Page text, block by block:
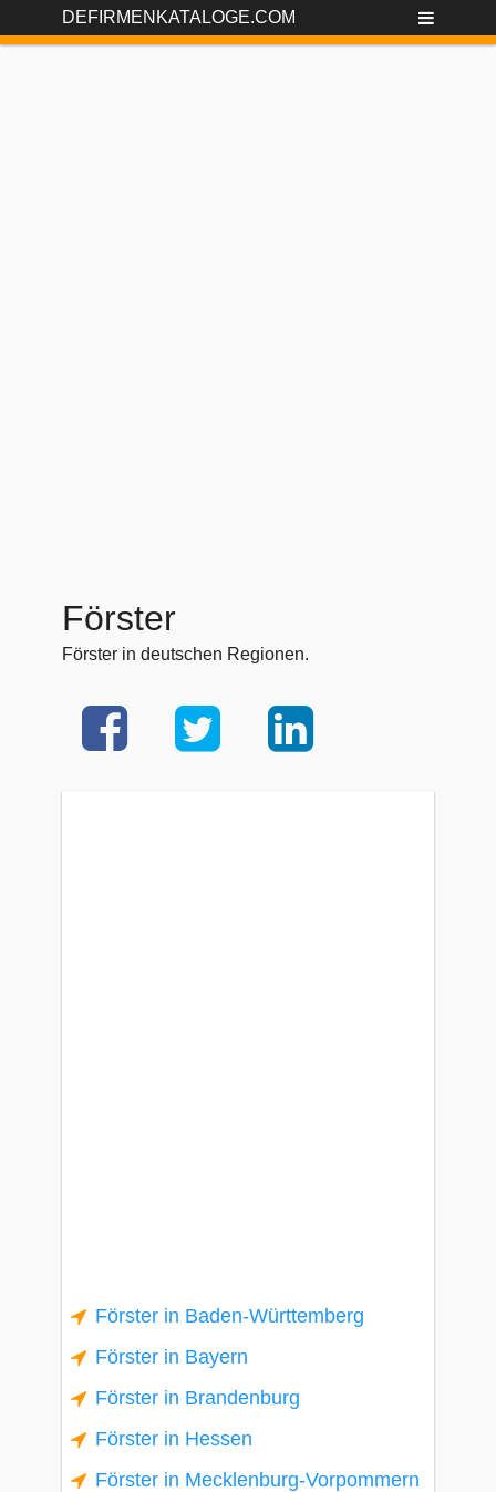
DEFIRMENKATALOGE.COM
Förster
Förster in deutschen Regionen.
Förster in Baden-Württemberg
Förster in Bayern
Förster in Brandenburg
Förster in Hessen
Förster in Mecklenburg-Vorpommern